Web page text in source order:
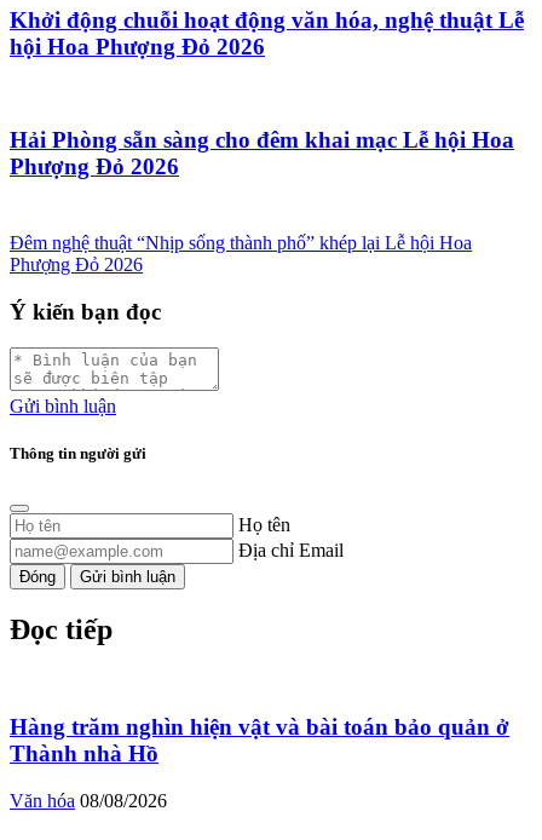
Khởi động chuỗi hoạt động văn hóa, nghệ thuật Lễ
hội Hoa Phượng Đỏ 2026
Hải Phòng sẵn sàng cho đêm khai mạc Lễ hội Hoa
Phượng Đỏ 2026
Đêm nghệ thuật “Nhịp sống thành phố” khép lại Lễ hội Hoa
Phượng Đỏ 2026
Ý kiến bạn đọc
Gửi bình luận
Thông tin người gửi
Họ tên
Địa chỉ Email
Đóng Gửi bình luận
Đọc tiếp
Hàng trăm nghìn hiện vật và bài toán bảo quản ở
Thành nhà Hồ
Văn hóa 08/08/2026